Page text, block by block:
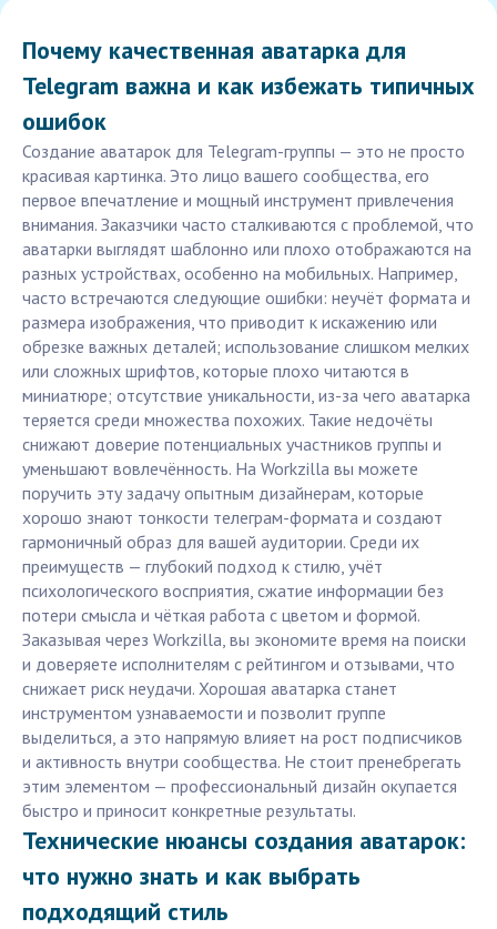
Почему качественная аватарка для
Telegram важна и как избежать типичных
ошибок
Создание аватарок для Telegram-группы — это не просто
красивая картинка. Это лицо вашего сообщества, его
первое впечатление и мощный инструмент привлечения
внимания. Заказчики часто сталкиваются с проблемой, что
аватарки выглядят шаблонно или плохо отображаются на
разных устройствах, особенно на мобильных. Например,
часто встречаются следующие ошибки: неучёт формата и
размера изображения, что приводит к искажению или
обрезке важных деталей; использование слишком мелких
или сложных шрифтов, которые плохо читаются в
миниатюре; отсутствие уникальности, из-за чего аватарка
теряется среди множества похожих. Такие недочёты
снижают доверие потенциальных участников группы и
уменьшают вовлечённость. На Workzilla вы можете
поручить эту задачу опытным дизайнерам, которые
хорошо знают тонкости телеграм-формата и создают
гармоничный образ для вашей аудитории. Среди их
преимуществ — глубокий подход к стилю, учёт
психологического восприятия, сжатие информации без
потери смысла и чёткая работа с цветом и формой.
Заказывая через Workzilla, вы экономите время на поиски
и доверяете исполнителям с рейтингом и отзывами, что
снижает риск неудачи. Хорошая аватарка станет
инструментом узнаваемости и позволит группе
выделиться, а это напрямую влияет на рост подписчиков
и активность внутри сообщества. Не стоит пренебрегать
этим элементом — профессиональный дизайн окупается
быстро и приносит конкретные результаты.
Технические нюансы создания аватарок:
что нужно знать и как выбрать
подходящий стиль